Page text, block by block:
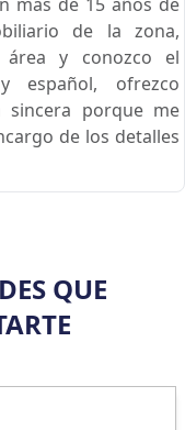
de la zona,
área y conozco el
español, ofrezco
sincera porque me
de los detalles
QUE